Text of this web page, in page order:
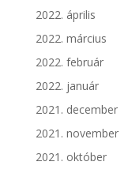
2022. április
2022. március
2022. február
2022. január
2021. december
2021. november
2021. október